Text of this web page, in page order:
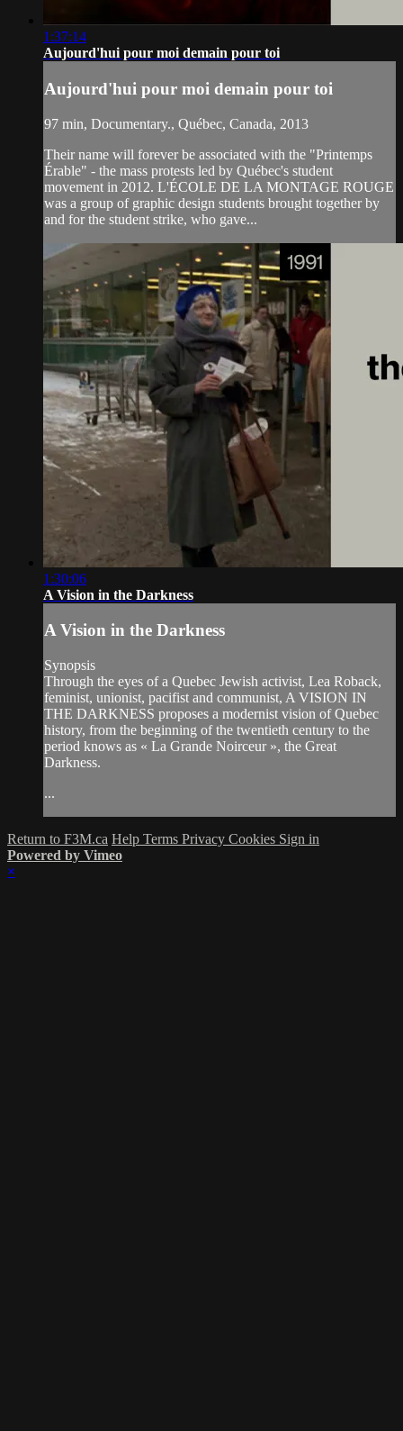
1:37:14
Aujourd'hui pour moi demain pour toi
Aujourd'hui pour moi demain pour toi
97 min, Documentary., Québec, Canada, 2013
Their name will forever be associated with the "Printemps
Érable" - the mass protests led by Québec's student
movement in 2012. L'ÉCOLE DE LA MONTAGE ROUGE
was a group of graphic design students brought together by
and for the student strike, who gave...
1:30:06
A Vision in the Darkness
A Vision in the Darkness
Synopsis
Through the eyes of a Quebec Jewish activist, Lea Roback,
feminist, unionist, pacifist and communist, A VISION IN
THE DARKNESS proposes a modernist vision of Quebec
history, from the beginning of the twentieth century to the
period knows as « La Grande Noirceur », the Great
Darkness.
...
Return to F3M.ca Help Terms Privacy Cookies Sign in
Powered by Vimeo
×